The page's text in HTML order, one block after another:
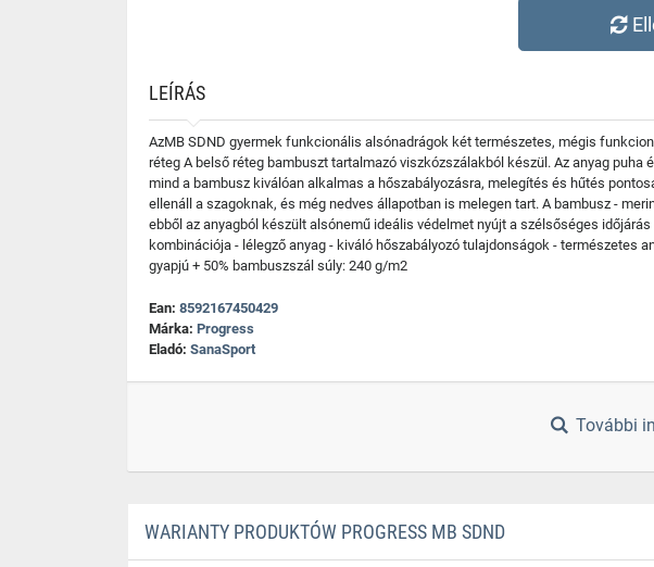
LEÍRÁS
AzMB SDND gyermek funkcionális alsónadrágok két természetes, mégis
réteg A belső réteg bambuszt tartalmazó viszkózszálakból készül. Az anyag
mind a bambusz kiválóan alkalmas a hőszabályozásra, melegítés és hűtés
ellenáll a szagoknak, és még nedves állapotban is melegen tart. A bambusz -
ebből az anyagból készült alsónemű ideális védelmet nyújt a szélsőséges
kombinációja - lélegző anyag - kiváló hőszabályozó tulajdonságok - természetes
gyapjú + 50% bambuszszál súly: 240 g/m2
Ean: 8592167450429
Márka: Progress
Eladó: SanaSport
További
WARIANTY PRODUKTÓW PROGRESS MB SDND